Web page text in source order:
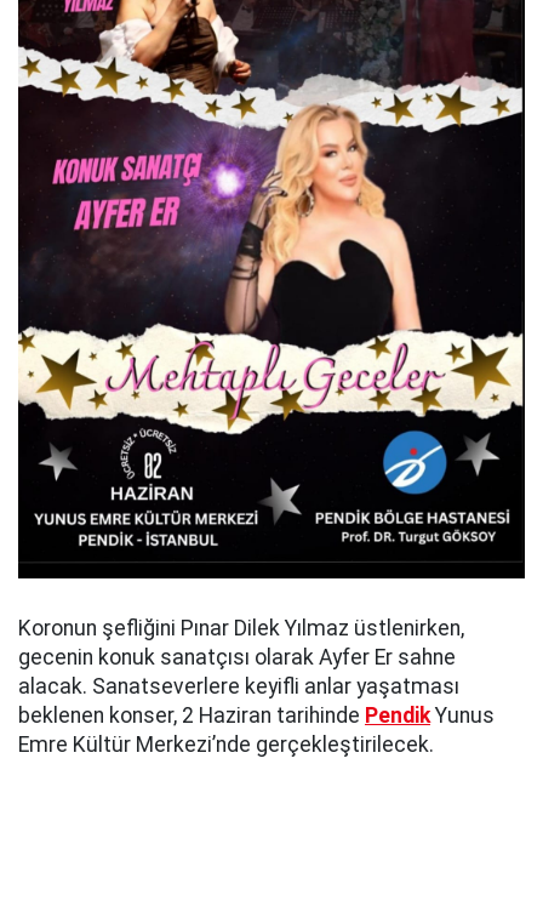
Koronun şefliğini Pınar Dilek Yılmaz üstlenirken,
gecenin konuk sanatçısı olarak Ayfer Er sahne
alacak. Sanatseverlere keyifli anlar yaşatması
beklenen konser, 2 Haziran tarihinde Pendik Yunus
Emre Kültür Merkezi’nde gerçekleştirilecek.